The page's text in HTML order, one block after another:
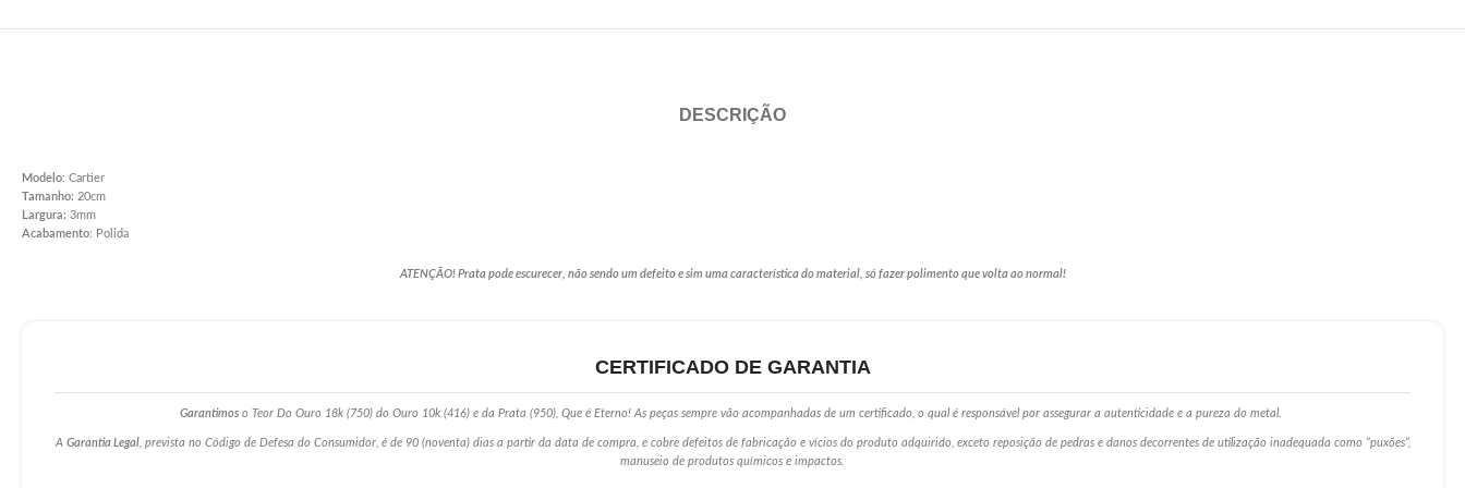
DESCRIÇÃO
Modelo: Cartier
Tamanho: 20cm
Largura: 3mm
Acabamento: Polida
ATENÇÃO! Prata pode escurecer, não sendo um defeito e sim uma característica do material, só fazer polimento que volta ao normal!
CERTIFICADO DE GARANTIA
Garantimos o Teor Do Ouro 18k (750) do Ouro 10k (416) e da Prata (950), Que é Eterno! As peças sempre vão acompanhadas de um certificado, o qual é responsável por assegurar a autenticidade e a pureza do metal.
A Garantia Legal, prevista no Código de Defesa do Consumidor, é de 90 (noventa) dias a partir da data de compra, e cobre defeitos de fabricação e vícios do produto adquirido, exceto reposição de pedras e danos decorrentes de utilização inadequada como ”puxões”,
manuseio de produtos químicos e impactos.